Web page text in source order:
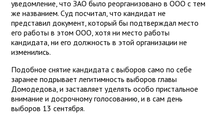
уведомление, что ЗАО было реорганизовано в ООО с тем
же названием. Суд посчитал, что кандидат не
представил документ, который бы подтверждал место
его работы в этом ООО, хотя ни место работы
кандидата, ни его должность в этой организации не
изменились.
Подобное снятие кандидата с выборов само по себе
заранее подрывает легитимность выборов главы
Домодедова, и заставляет уделять особо пристальное
внимание и досрочному голосованию, и в сам день
выборов 13 сентября.